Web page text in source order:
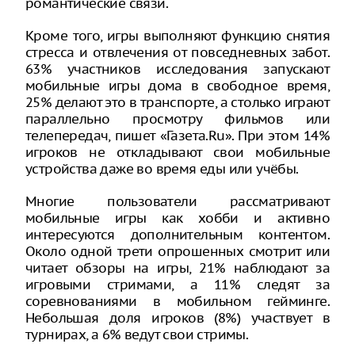
Кроме того, игры выполняют функцию снятия
стресса и отвлечения от повседневных забот.
63% участников исследования запускают
мобильные игры дома в свободное время,
25% делают это в транспорте, а столько играют
параллельно просмотру фильмов или
телепередач, пишет «Газета.Ru». При этом 14%
игроков не откладывают свои мобильные
устройства даже во время еды или учёбы.
Многие пользователи рассматривают
мобильные игры как хобби и активно
интересуются дополнительным контентом.
Около одной трети опрошенных смотрит или
читает обзоры на игры, 21% наблюдают за
игровыми стримами, а 11% следят за
соревнованиями в мобильном гейминге.
Небольшая доля игроков (8%) участвует в
турнирах, а 6% ведут свои стримы.